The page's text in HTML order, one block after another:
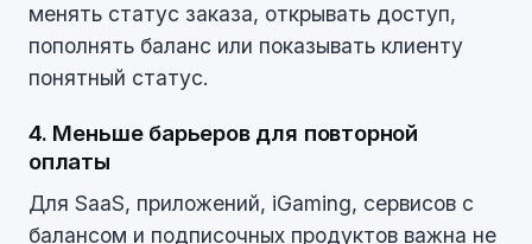
менять статус заказа, открывать доступ,
пополнять баланс или показывать клиенту
понятный статус.
4. Меньше барьеров для повторной
оплаты
Для SaaS, приложений, iGaming, сервисов с
балансом и подписочных продуктов важна не